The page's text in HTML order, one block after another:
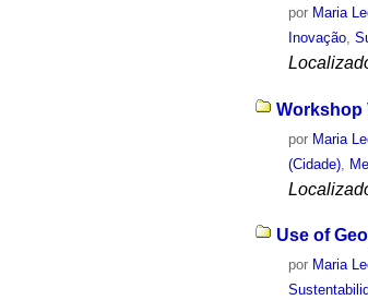
por Maria
Inovação ,
Workshop
por Maria
(Cidade)
Use of
por Maria